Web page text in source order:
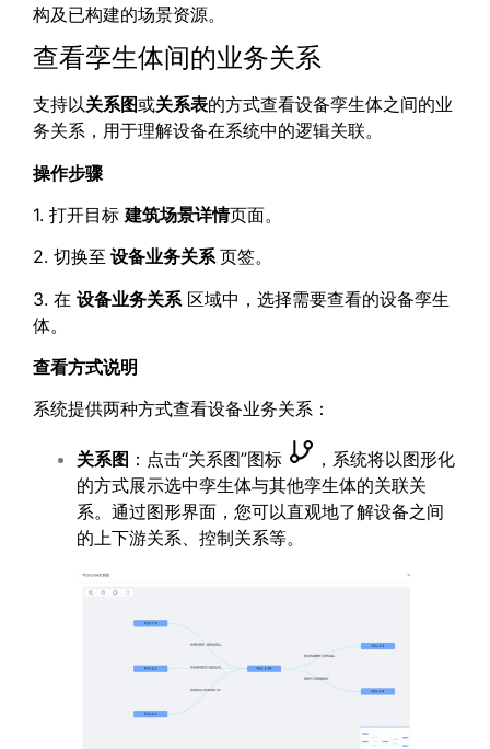
构及已构建的场景资源。
查看孪生体间的业务关系
支持以关系图或关系表的方式查看设备孪生体之间的业
务关系，用于理解设备在系统中的逻辑关联。
操作步骤
1. 打开目标 建筑场景详情页面。
2. 切换至 设备业务关系页签。
3. 在 设备业务关系 区域中，选择需要查看的设备孪生
体。
查看方式说明
系统提供两种方式查看设备业务关系：
关系图 ：点击“关系图”图标
，系统将以图形化
的方式展示选中孪生体与其他孪生体的关联关
系。通过图形界面，您可以直观地了解设备之间
的上下游关系、控制关系等。